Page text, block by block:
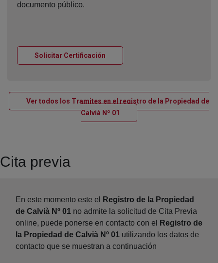
documento público.
Solicitar Certificación
Ver todos los Tramites en el registro de la Propiedad de
Calvià Nº 01
Ventana nueva
Cita previa
En este momento este el
Registro de la Propiedad
de Calvià Nº 01 no admite la solicitud de Cita Previa
online, puede ponerse en contacto con el
Registro de
la Propiedad de Calvià Nº 01 utilizando los datos de
contacto que se muestran a continuación